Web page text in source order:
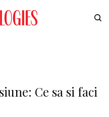
Ce sa si faci